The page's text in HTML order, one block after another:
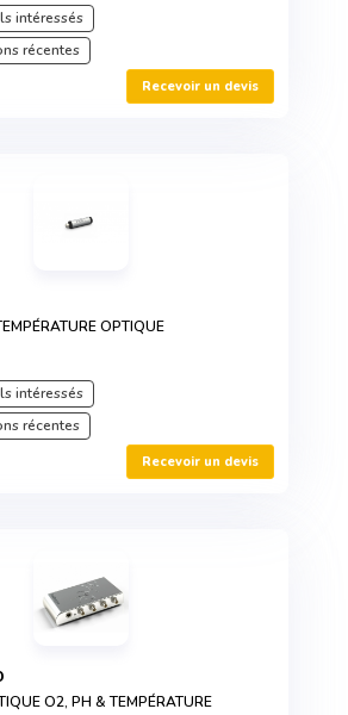
intéressés
récentes
Recevoir un devis
OPTIQUE
intéressés
récentes
Recevoir un devis
O2, PH & TEMPÉRATURE